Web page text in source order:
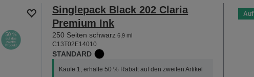
Singlepack Black 202 Claria
Premium Ink
250 Seiten schwarz 6,9 ml
C13T02E14010
STANDARD
Kaufe 1, erhalte 50 % Rabatt auf den zweiten Artikel